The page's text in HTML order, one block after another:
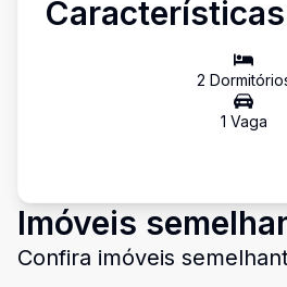
Características
2 Dormitório
1 Vaga
Imóveis
Confira imóveis